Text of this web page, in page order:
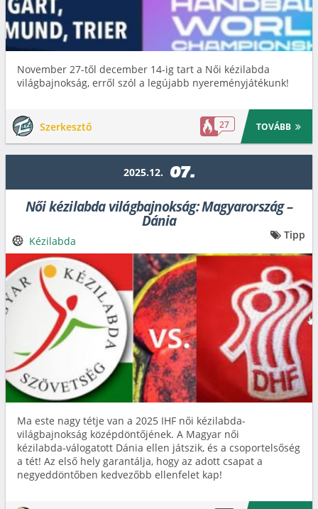
November 27-től december 14-ig tart a Női kézilabda
világbajnokság, erről szól a legújabb nyereményjátékunk!
Szerkesztő 27 TOVÁBB
2025.12. 07.
Női kézilabda világbajnokság: Magyarország –
Dánia
Ma este nagy tétje van a 2025 IHF női kézilabda-
világbajnokság középdöntőjének. A Magyar női
kézilabda‑válogatott Dánia ellen játszik, és a csoportelsőség
a tét! Az első hely garantálja, hogy az adott csapat a
negyeddöntőben kedvezőbb ellenfelet kap!
Kézilabda Tipp